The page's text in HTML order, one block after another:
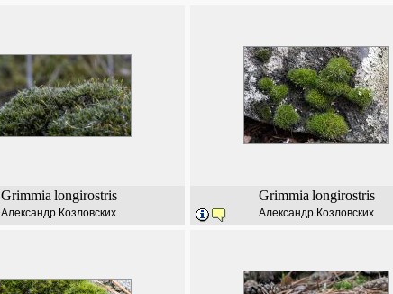
Grimmia longirostris
Александр Козловских
Grimmia longirostris
Александр Козловских